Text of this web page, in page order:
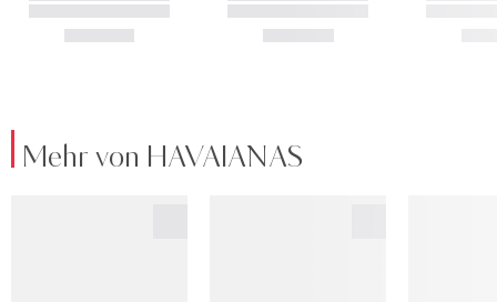
Mehr von HAVAIANAS